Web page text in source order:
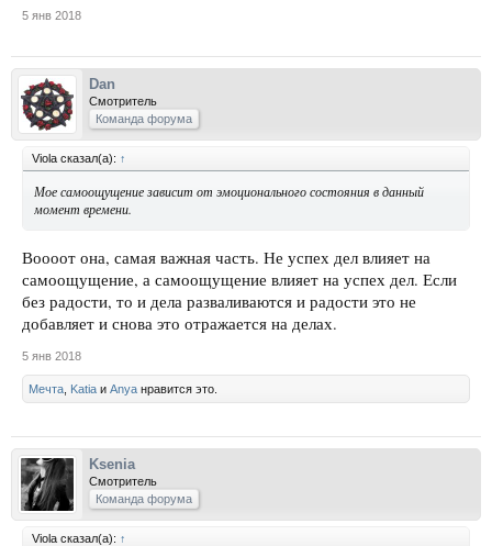
5 янв 2018
Dan
Смотритель
Команда форума
Viola сказал(а): ↑
Мое самоощущение зависит от эмоционального состояния в данный
момент времени.
Воооот она, самая важная часть. Не успех дел влияет на
самоощущение, а самоощущение влияет на успех дел. Если
без радости, то и дела разваливаются и радости это не
добавляет и снова это отражается на делах.
5 янв 2018
Мечта Katia и Anya нравится это.
Ksenia
Смотритель
Команда форума
Viola сказал(а): ↑